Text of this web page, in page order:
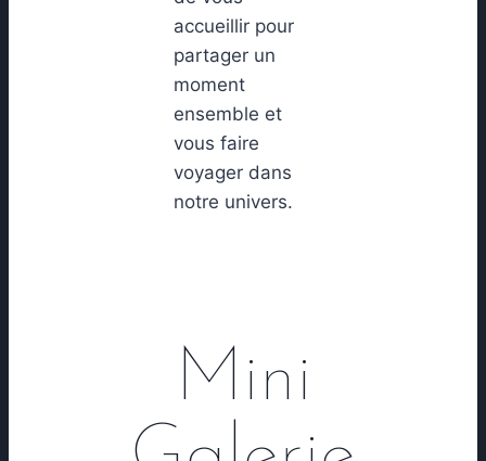
accueillir pour
partager un
moment
ensemble et
vous faire
voyager dans
notre univers.
Mini